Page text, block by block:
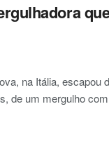
na Itália, escapou
de um mergulho